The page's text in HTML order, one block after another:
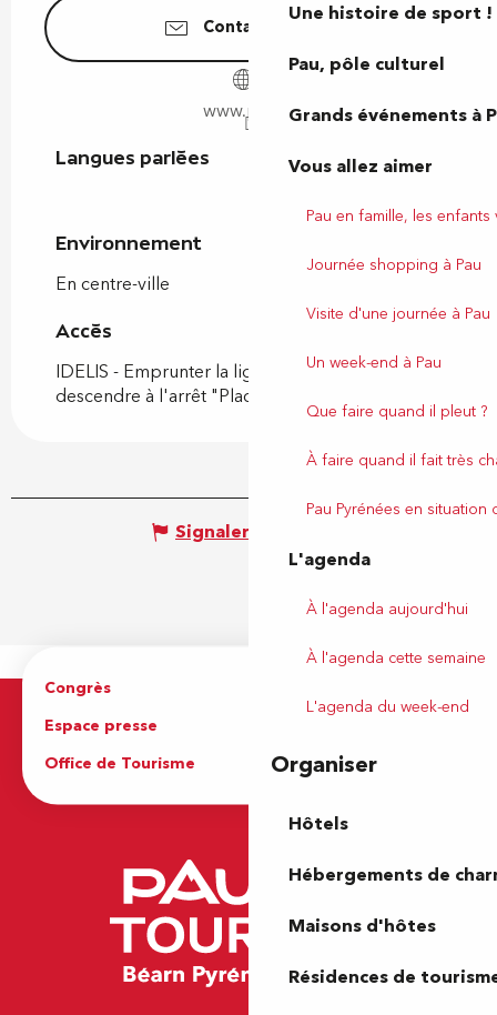
Une histoire de sport !
Pau, pôle culturel
Grands événements à
Vous allez aimer
Pau en famille, les
Journée shopping à Pau
Visite d'une journée à Pau
Un week-end à Pau
Que faire quand il pleut ?
À faire quand il fait très
Pau Pyrénées en situation
L'agenda
À l'agenda aujourd'hui
À l'agenda cette semaine
L'agenda du week-end
Organiser
Hôtels
Hébergements de
Maisons d'hôtes
Résidences de
Contactez-nous
www.pau.fr
Langues parlées
Langues parlées
Environnement
Environnement
En centre-ville
Accès
Accès
IDELIS - Emprunter la ligne Fébus - F -
descendre à l'arrêt "Place du Foirail".
Signaler une erreur
Congrès
Espace presse
Office de Tourisme